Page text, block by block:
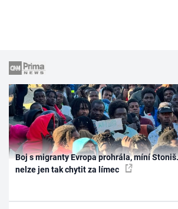
Boj s migranty Evropa prohrála, míní
nelze jen tak chytit za límec